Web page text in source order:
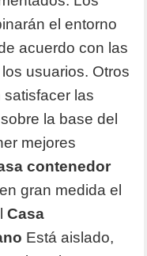
el entorno
acuerdo con las
usuarios. Otros
las
la base del
mejores
contenedor
gran medida el
Casa
Está aislado,